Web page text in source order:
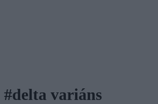
#delta variáns